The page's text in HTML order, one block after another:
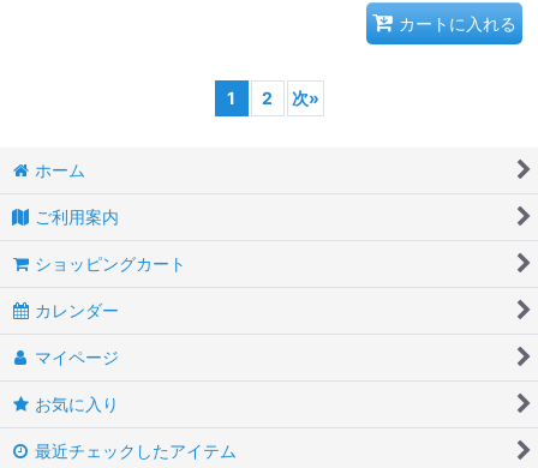
カートに入れる
1 2 次»
ホーム
ご利用案内
ショッピングカート
カレンダー
マイページ
お気に入り
最近チェックしたアイテム